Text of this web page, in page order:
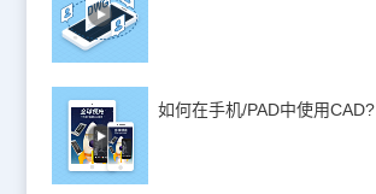
如何在手机/PAD中使用CAD?